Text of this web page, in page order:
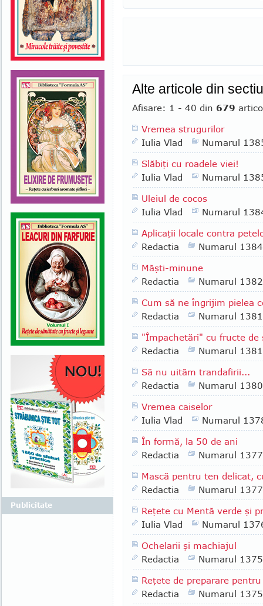
Alte articole din
Afisare: 1 - 40 din 679
Vremea strugurilor
Iulia Vlad
Numarul
Slăbiţi cu roadele viei!
Iulia Vlad
Numarul
Uleiul de cocos
Iulia Vlad
Numarul
Aplicaţii locale contra
Redactia
Numarul 1384
Măşti-minune
Redactia
Numarul 1382
Cum să ne îngrijim pielea
Redactia
Numarul 1381
"Împachetări" cu fructe de
Redactia
Numarul 1381
Să nu uităm trandafirii...
Redactia
Numarul 1380
Vremea caiselor
Iulia Vlad
Numarul
În formă, la 50 de ani
Redactia
Numarul 1377
Mască pentru ten delicat,
Redactia
Numarul 1377
Reţete cu Mentă verde şi
Iulia Vlad
Numarul
Ochelarii şi machiajul
Redactia
Numarul 1375
Reţete de preparare
Redactia
Numarul 1375
Publicitate